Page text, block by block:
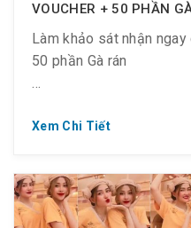
VOUCHER + 50 PHẦN
Làm khảo sát nhận
50 phần Gà rán
Spa?
?Trở thành 1 trong 150
Xem Chi Tiết